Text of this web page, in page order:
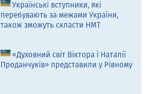
Українські вступники, які
перебувають за межами України,
також зможуть скласти НМТ
«Духовний світ Віктора і Наталії
Проданчуків» представили у Рівному